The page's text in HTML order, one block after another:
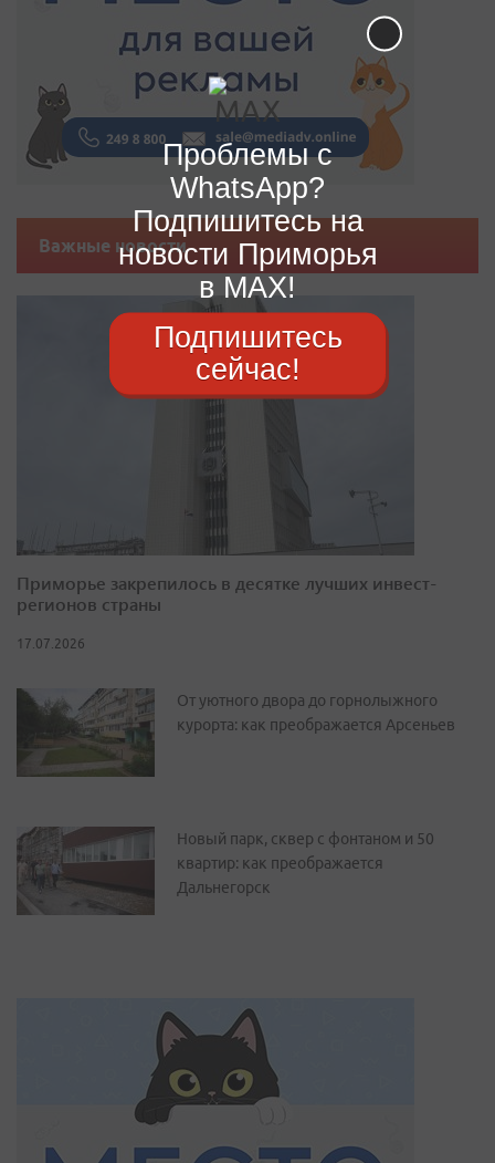
Важные новости
Приморье закрепилось в десятке лучших инвест-
регионов страны
17.07.2026
От уютного двора до горнолыжного
курорта: как преображается Арсеньев
Новый парк, сквер с фонтаном и 50
квартир: как преображается
Дальнегорск
Проблемы с
WhatsApp?
Подпишитесь на
новости Приморья
в MAX!
Подпишитесь
сейчас!